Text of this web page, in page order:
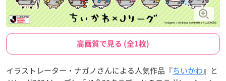
高画質で見る (全1枚)
イラストレーター・ナガノさんによる人気作品『ちいかわ』と